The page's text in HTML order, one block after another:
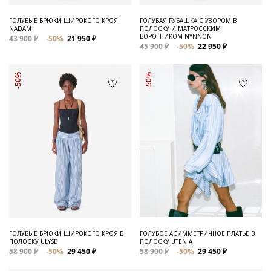
ГОЛУБЫЕ БРЮКИ ШИРОКОГО КРОЯ
NADAM
43 900 ₽ -50% 21 950 ₽
ГОЛУБАЯ РУБАШКА С УЗОРОМ В
ПОЛОСКУ И МАТРОССКИМ
ВОРОТНИКОМ NYNNON
45 900 ₽ -50% 22 950 ₽
-50%
ГОЛУБЫЕ БРЮКИ ШИРОКОГО КРОЯ В
ПОЛОСКУ ULYSE
58 900 ₽ -50% 29 450 ₽
-50%
ГОЛУБОЕ АСИММЕТРИЧНОЕ ПЛАТЬЕ В
ПОЛОСКУ UTENIA
58 900 ₽ -50% 29 450 ₽